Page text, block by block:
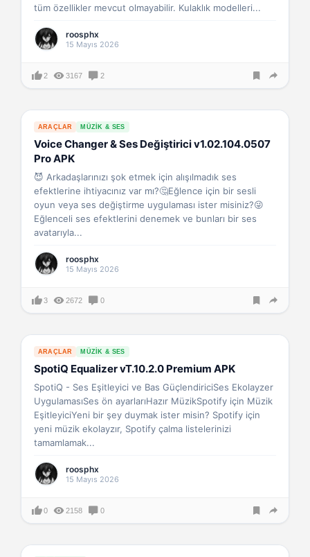
tüm özellikler mevcut olmayabilir. Kulaklık modelleri...
roosphx
15 Mayıs 2026
2 3167 2
ARAÇLAR MÜZIK & SES
Voice Changer & Ses Değiştirici v1.02.104.0507
Pro APK
😈 Arkadaşlarınızı şok etmek için alışılmadık ses
efektlerine ihtiyacınız var mı?🤔Eğlence için bir sesli
oyun veya ses değiştirme uygulaması ister misiniz?😜
Eğlenceli ses efektlerini denemek ve bunları bir ses
avatarıyla...
roosphx
15 Mayıs 2026
3 2672 0
ARAÇLAR MÜZIK & SES
SpotiQ Equalizer vT.10.2.0 Premium APK
SpotiQ - Ses Eşitleyici ve Bas GüçlendiriciSes Ekolayzer
UygulamasıSes ön ayarlarıHazır MüzikSpotify için Müzik
EşitleyiciYeni bir şey duymak ister misin? Spotify için
yeni müzik ekolayzır, Spotify çalma listelerinizi
tamamlamak...
roosphx
15 Mayıs 2026
0 2158 0